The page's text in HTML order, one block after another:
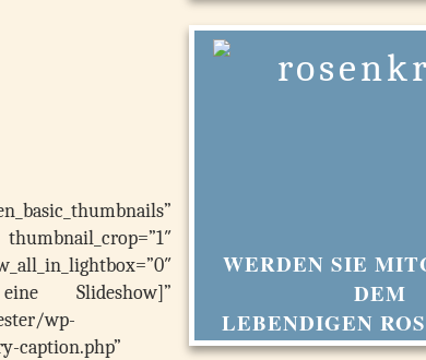
eine Slideshow]”
wp-
caption.php”
WERDEN SIE
DEM
LEBENDIGEN